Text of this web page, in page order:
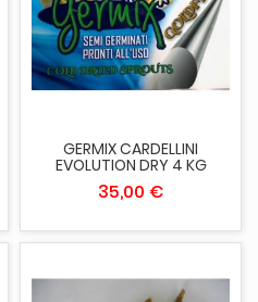
GERMIX CARDELLINI
EVOLUTION DRY 4 KG
35,00 €